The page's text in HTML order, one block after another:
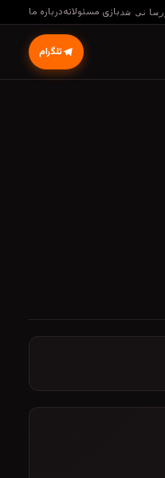
بازی مسئولانهدرباره ما
تلگرام